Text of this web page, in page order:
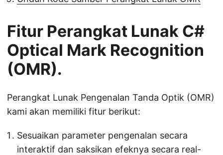
Fitur Perangkat Lunak C#
Optical Mark Recognition
(OMR).
Perangkat Lunak Pengenalan Tanda Optik (OMR)
kami akan memiliki fitur berikut:
Sesuaikan parameter pengenalan secara
interaktif dan saksikan efeknya secara real-